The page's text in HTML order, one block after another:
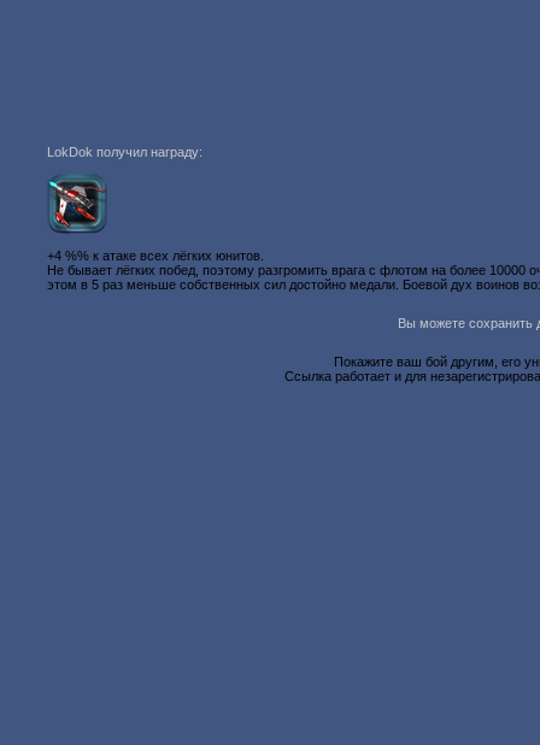
LokDok получил награду:
+4 %% к атаке всех лёгких юнитов.
Не бывает лёгких побед, поэтому разгромить врага с флотом на более 10000
этом в 5 раз меньше собственных сил достойно медали. Боевой дух воинов
Вы можете сохранить
Покажите ваш бой другим, его
Ссылка работает и для